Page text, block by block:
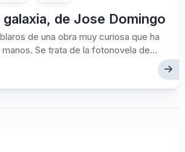
galaxia, de Jose Domingo
de una obra muy curiosa que ha
Se trata de la fotonovela de...